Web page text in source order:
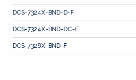
DCS-7324X-BND-D-F
DCS-7324X-BND-DC-F
DCS-7328X-BND-F